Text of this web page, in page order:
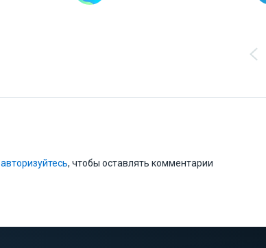
авторизуйтесь, чтобы оставлять комментарии